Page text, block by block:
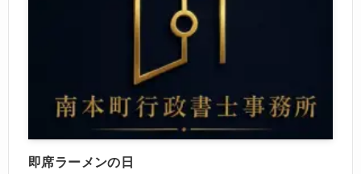
即席ラーメンの日